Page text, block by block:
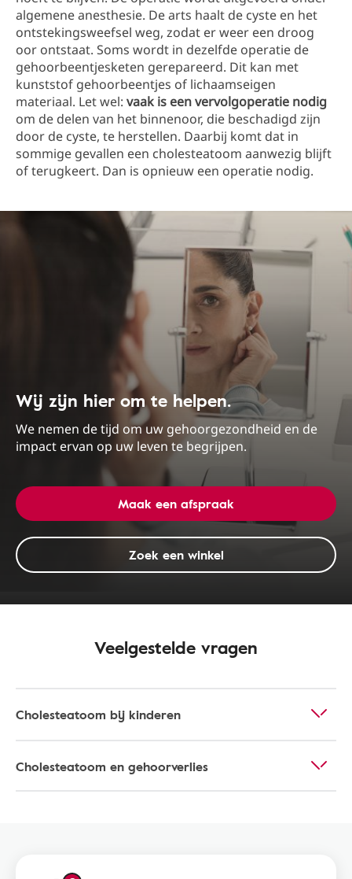
algemene anesthesie. De arts haalt de cyste en het
ontstekingsweefsel weg, zodat er weer een droog
oor ontstaat. Soms wordt in dezelfde operatie de
gehoorbeentjesketen gerepareerd. Dit kan met
kunststof gehoorbeentjes of lichaamseigen
materiaal. Let wel: vaak is een vervolgoperatie nodig
om de delen van het binnenoor, die beschadigd zijn
door de cyste, te herstellen. Daarbij komt dat in
sommige gevallen een cholesteatoom aanwezig blijft
of terugkeert. Dan is opnieuw een operatie nodig.
Wij zijn hier om te helpen.
We nemen de tijd om uw gehoorgezondheid en de
impact ervan op uw leven te begrijpen.
Maak een afspraak
Zoek een winkel
Veelgestelde vragen
Cholesteatoom bij kinderen
Cholesteatoom en gehoorverlies